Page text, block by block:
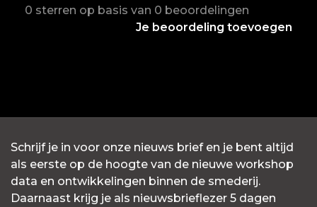
0 sterren op basis van 0 beoordelingen
Je beoordeling toevoegen
Schrijf je in voor onze nieuws brief en je bent altijd
als eerste op de hoogte van de nieuwe workshop
data en ontwikkelingen binnen de smederij.
Daarnaast krijg je als nieuwsbrieflezer 5 dagen